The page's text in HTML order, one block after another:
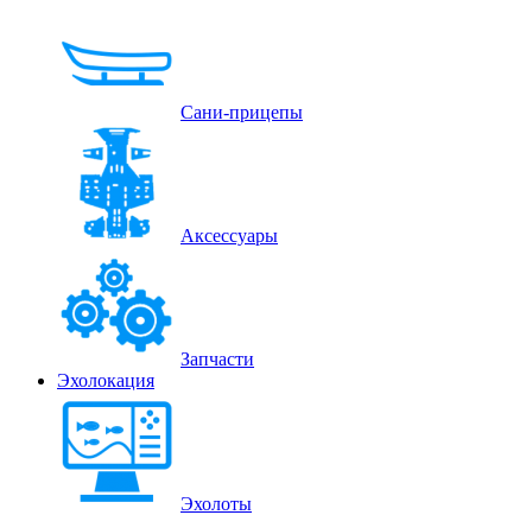
Сани-прицепы
Аксессуары
Запчасти
Эхолокация
Эхолоты